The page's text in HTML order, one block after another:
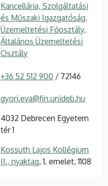
Kancellária, Szolgáltatási
és Műszaki Igazgatóság,
Üzemeltetési Főosztály,
Általános Üzemeltetési
Osztály
+36 52 512 900 / 72146
gyori.eva@fin.unideb.hu
4032 Debrecen Egyetem
tér 1
Kossuth Lajos Kollégium
II., nyaktag, 1. emelet, 1108